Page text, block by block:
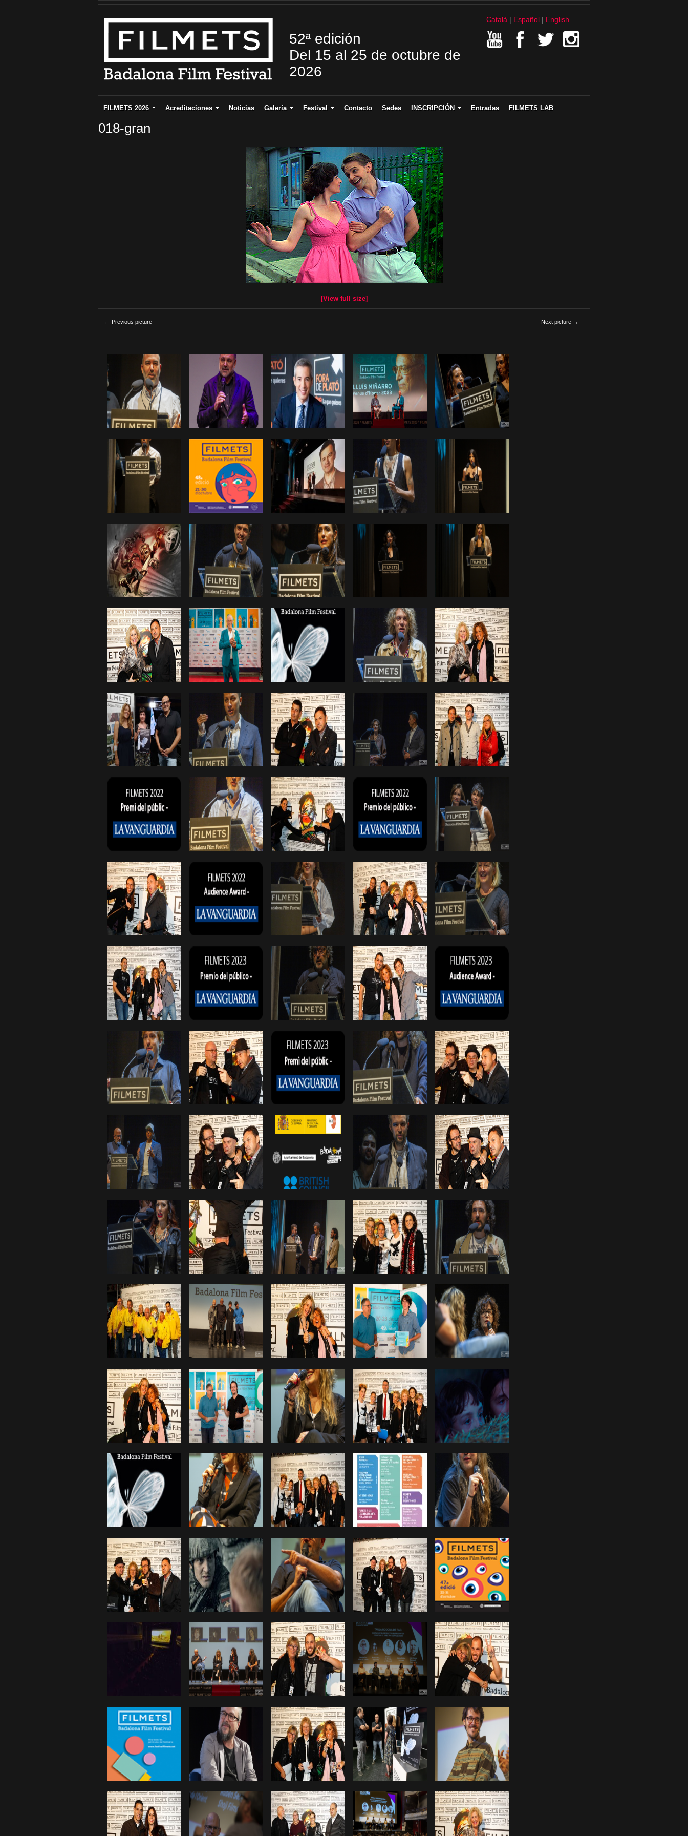
52ª edición
Del 15 al 25 de octubre de
2026
Català Español English
FILMETS 2026 Acreditaciones Noticias Galería Festival Contacto Sedes INSCRIPCIÓN Entradas FILMETS LAB
018-gran
[View full size]
← Previous picture Next picture →